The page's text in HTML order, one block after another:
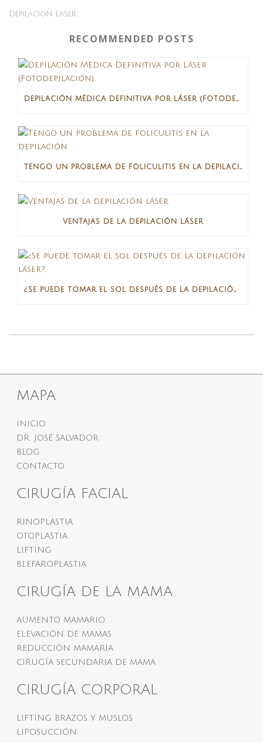
Depilacion Laser
RECOMMENDED POSTS
DEPILACIÓN MÉDICA DEFINITIVA POR LÁSER (FOTODEPILACIÓN)
TENGO UN PROBLEMA DE FOLICULITIS EN LA DEPILACIÓN
VENTAJAS DE LA DEPILACIÓN LÁSER
¿SE PUEDE TOMAR EL SOL DESPUÉS DE LA DEPILACIÓN LÁSER?
MAPA
INICIO
DR. JOSÉ SALVADOR
BLOG
CONTACTO
CIRUGÍA FACIAL
RINOPLASTIA
OTOPLASTIA
LIFTING
BLEFAROPLASTIA
CIRUGÍA DE LA MAMA
AUMENTO MAMARIO
ELEVACIÓN DE MAMAS
REDUCCIÓN MAMARIA
CIRUGÍA SECUNDARIA DE MAMA
CIRUGÍA CORPORAL
LIFTING BRAZOS Y MUSLOS
LIPOSUCCIÓN